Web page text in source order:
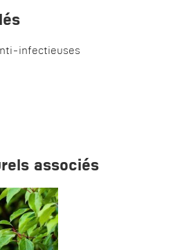
infectieuses
associés